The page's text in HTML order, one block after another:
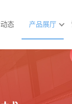
态 产品展厅